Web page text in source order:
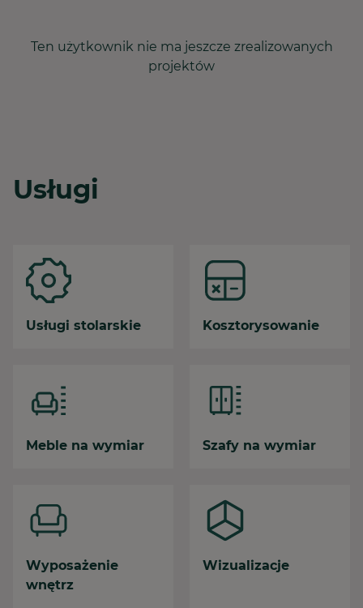
Ten użytkownik nie ma jeszcze zrealizowanych
projektów
Usługi
Usługi stolarskie Kosztorysowanie
Meble na wymiar Szafy na wymiar
Wyposażenie
wnętrz
Wizualizacje